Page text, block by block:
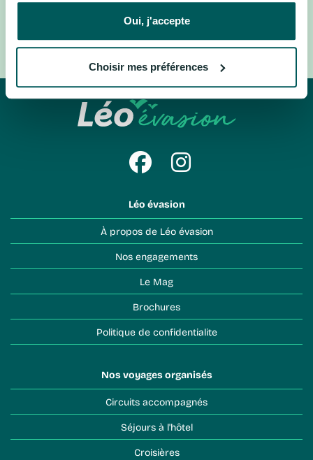
Oui, j'accepte
Choisir mes préférences
Ecosse, Royaume-Uni
Londres, Royaume-Uni
Laponie, Suède
Suisse centrale, Suisse
Léo évasion
À propos de Léo évasion
Nos engagements
Le Mag
Brochures
Politique de confidentialite
Nos voyages organisés
Circuits accompagnés
Séjours à l'hôtel
Croisières